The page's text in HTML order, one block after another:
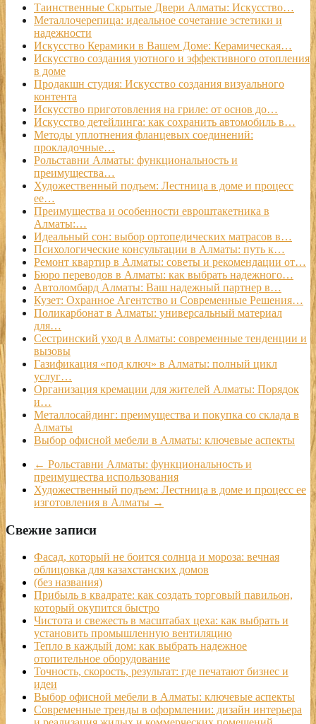
Таинственные Скрытые Двери Алматы: Искусство…
Металлочерепица: идеальное сочетание эстетики и
надежности
Искусство Керамики в Вашем Доме: Керамическая…
Искусство создания уютного и эффективного отопления
в доме
Продакшн студия: Искусство создания визуального
контента
Искусство приготовления на гриле: от основ до…
Искусство детейлинга: как сохранить автомобиль в…
Методы уплотнения фланцевых соединений:
прокладочные…
Рольставни Алматы: функциональность и
преимущества…
Художественный подъем: Лестница в доме и процесс
ее…
Преимущества и особенности евроштакетника в
Алматы:…
Идеальный сон: выбор ортопедических матрасов в…
Психологические консультации в Алматы: путь к…
Ремонт квартир в Алматы: советы и рекомендации от…
Бюро переводов в Алматы: как выбрать надежного…
Автоломбард Алматы: Ваш надежный партнер в…
Кузет: Охранное Агентство и Современные Решения…
Поликарбонат в Алматы: универсальный материал
для…
Сестринский уход в Алматы: современные тенденции и
вызовы
Газификация «под ключ» в Алматы: полный цикл
услуг…
Организация кремации для жителей Алматы: Порядок
и…
Металлосайдинг: преимущества и покупка со склада в
Алматы
Выбор офисной мебели в Алматы: ключевые аспекты
← Рольставни Алматы: функциональность и
преимущества использования
Художественный подъем: Лестница в доме и процесс ее
изготовления в Алматы →
Свежие записи
Фасад, который не боится солнца и мороза: вечная
облицовка для казахстанских домов
(без названия)
Прибыль в квадрате: как создать торговый павильон,
который окупится быстро
Чистота и свежесть в масштабах цеха: как выбрать и
установить промышленную вентиляцию
Тепло в каждый дом: как выбрать надежное
отопительное оборудование
Точность, скорость, результат: где печатают бизнес и
идеи
Выбор офисной мебели в Алматы: ключевые аспекты
Современные тренды в оформлении: дизайн интерьера